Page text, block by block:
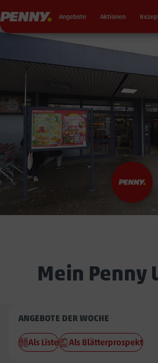
Penny Angebote Aktionen
Mein Penny
Penny
U-
Berne
ANGEBOTE DER WOCHE
Als Liste Als Blätterprospekt